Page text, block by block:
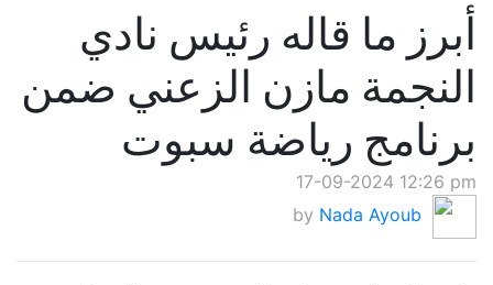
أبرز ما قاله رئيس نادي
النجمة مازن الزعني ضمن
برنامج رياضة سبوت
17-09-2024 12:26 pm
by Nada Ayoub